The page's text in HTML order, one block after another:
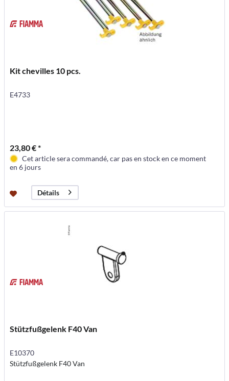
Kit chevilles 10 pcs.
E4733
23,80 € *
Cet article sera commandé, car pas en stock en ce moment
en 6 jours
Détails
Stützfußgelenk F40 Van
E10370
Stützfußgelenk F40 Van